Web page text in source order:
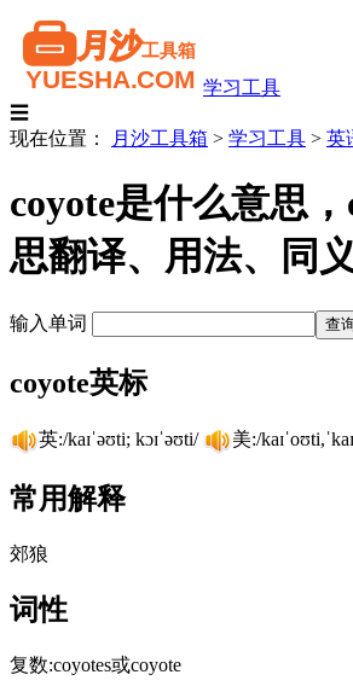
学习工具
☰
现在位置：
月沙工具箱 > 学习工具 > 英
coyote是什么意思
思翻译、用法、同
输入单词
coyote英标
英:/kaɪˈəʊti; kɔɪˈəʊti/ 美:/
常用解释
郊狼
词性
复数:coyotes或coyote